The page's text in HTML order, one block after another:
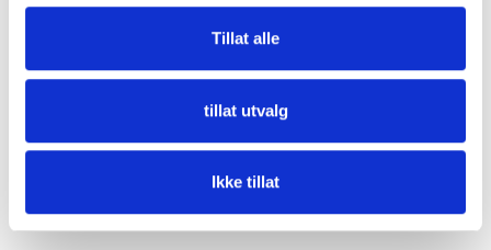
Tillat alle
tillat utvalg
Ikke tillat